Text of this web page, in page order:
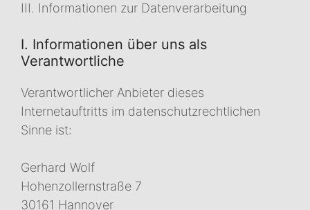
III. Informationen zur Datenverarbeitung
I. Informationen über uns als
Verantwortliche
Verantwortlicher Anbieter dieses
Internetauftritts im datenschutzrechtlichen
Sinne ist:
Gerhard Wolf
Hohenzollernstraße 7
30161 Hannover